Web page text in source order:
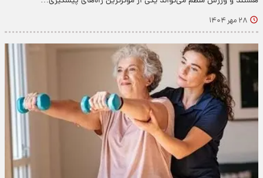
۲۸ مهر ۱۴۰۴